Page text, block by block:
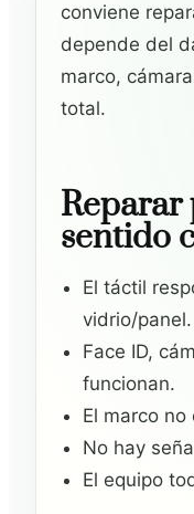
conviene
depende del
marco,
total.
Reparar
sentido
El táctil
vidrio/panel.
Face ID,
funcionan.
El marco
No hay
El equipo